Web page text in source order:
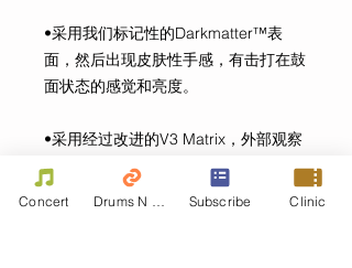
•采用我们标记性的Darkmatter™表
面，然后出现皮肤性手感，有击打在鼓
面状态的感觉和亮度。
•采用经过改进的V3 Matrix，外部观察
采用时尚的银色“赛车条纹”和独特的形
状徽章。
Concert Subscribe Clinic